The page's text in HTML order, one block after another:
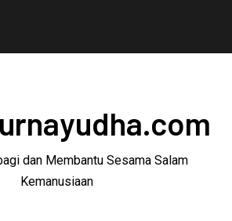
dan Membantu Sesama Salam
Kemanusiaan